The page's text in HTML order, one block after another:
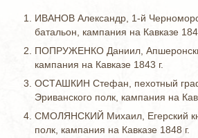
ИВАНОВ Александр, 1-й
батальон, кампания на Кавказе
ПОПРУЖЕНКО Даниил,
кампания на Кавказе 1843 г.
ОСТАШКИН Стефан, пехотный
Эриванского полк, кампания на
СМОЛЯНСКИЙ Михаил, Егерский
полк, кампания на Кавказе 1848 г.